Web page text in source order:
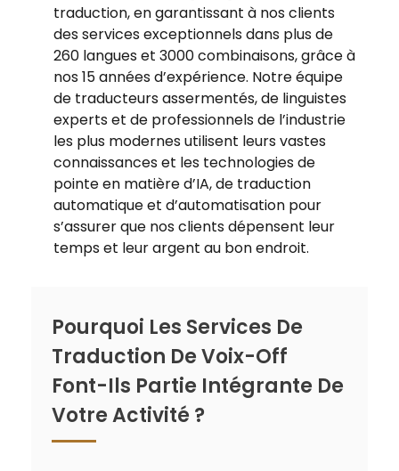
traduction, en garantissant à nos clients
des services exceptionnels dans plus de
260 langues et 3000 combinaisons, grâce à
nos 15 années d’expérience. Notre équipe
de traducteurs assermentés, de linguistes
experts et de professionnels de l’industrie
les plus modernes utilisent leurs vastes
connaissances et les technologies de
pointe en matière d’IA, de traduction
automatique et d’automatisation pour
s’assurer que nos clients dépensent leur
temps et leur argent au bon endroit.
Pourquoi Les Services De
Traduction De Voix-Off
Font-Ils Partie Intégrante De
Votre Activité ?